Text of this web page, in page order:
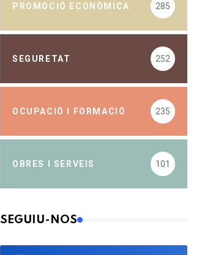
PROMOCIÓ ECONÒMICA 285
SEGURETAT 252
OCUPACIÓ I FORMACIÓ 235
OBRES I SERVEIS 101
SEGUIU-NOS